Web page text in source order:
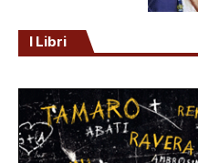
I Libri